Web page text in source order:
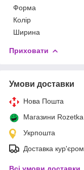
Форма
Колір
Ширина
Приховати
Умови доставки
Нова Пошта
Магазини Rozetka
Укрпошта
Доставка кур'єром
Всі умови доставки